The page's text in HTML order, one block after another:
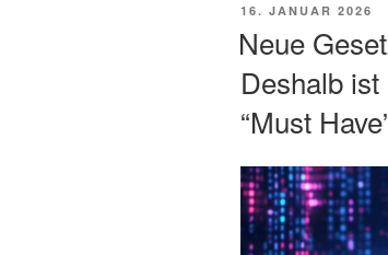
gerade
zum
entscheidenden
Sicherheitsfaktor
wird“
VERÖFFENTLICHT
16. JANUAR 2026
Neue
Deshalb
“Must